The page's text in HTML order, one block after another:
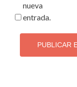
nueva
entrada.